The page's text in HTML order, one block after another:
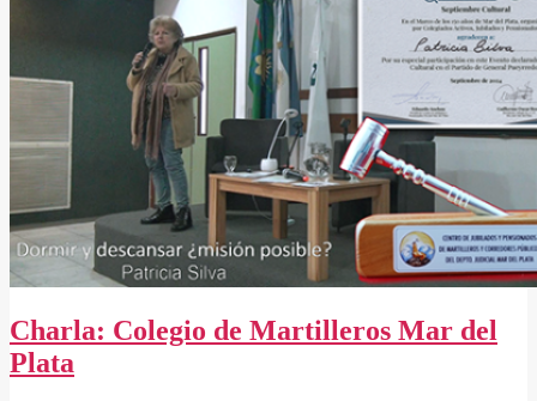
Charla: Colegio de Martilleros Mar del
Plata